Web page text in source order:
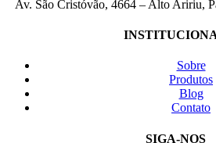
Av. São Cristóvão, 4664 – Alto Aririu,
Sobre
Produtos
Blog
Contato
SIGA-NOS